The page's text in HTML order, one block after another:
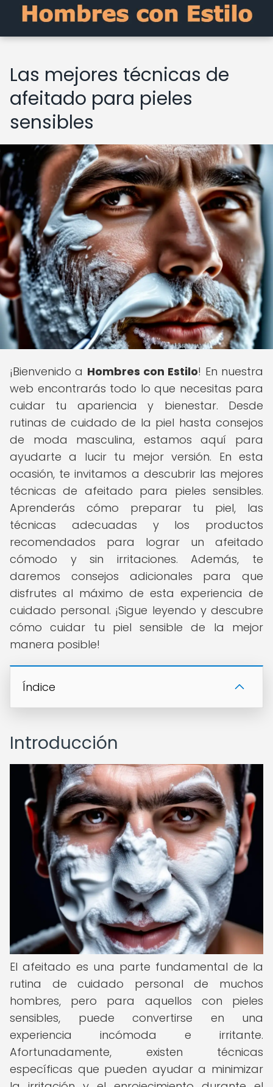
Las mejores técnicas de
afeitado para pieles
sensibles
¡Bienvenido a Hombres con Estilo! En nuestra
web encontrarás todo lo que necesitas para
cuidar tu apariencia y bienestar. Desde
rutinas de cuidado de la piel hasta consejos
de moda masculina, estamos aquí para
ayudarte a lucir tu mejor versión. En esta
ocasión, te invitamos a descubrir las mejores
técnicas de afeitado para pieles sensibles.
Aprenderás cómo preparar tu piel, las
técnicas adecuadas y los productos
recomendados para lograr un afeitado
cómodo y sin irritaciones. Además, te
daremos consejos adicionales para que
disfrutes al máximo de esta experiencia de
cuidado personal. ¡Sigue leyendo y descubre
cómo cuidar tu piel sensible de la mejor
manera posible!
Índice
Introducción
El afeitado es una parte fundamental de la
rutina de cuidado personal de muchos
hombres, pero para aquellos con pieles
sensibles, puede convertirse en una
experiencia incómoda e irritante.
Afortunadamente, existen técnicas
específicas que pueden ayudar a minimizar